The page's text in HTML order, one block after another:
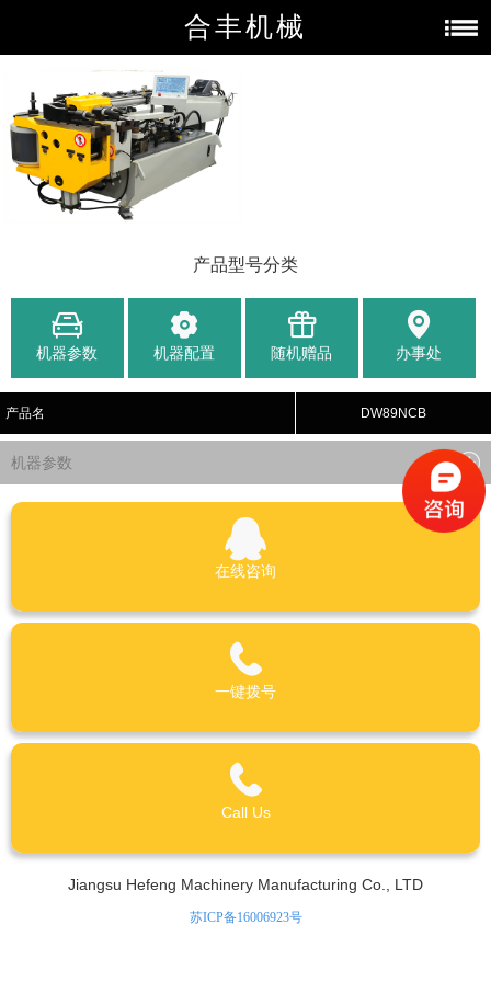
合丰机械
产品型号分类
机器参数 机器配置 随机赠品 办事处
产品名 DW89NCB
机器参数
在线咨询
一键拨号
Call Us
Jiangsu Hefeng Machinery Manufacturing Co., LTD
苏ICP备16006923号